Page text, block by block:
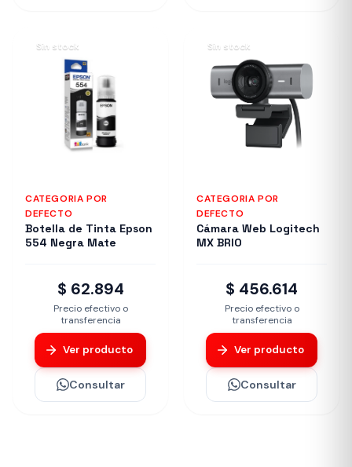
Sin stock
CATEGORIA POR
DEFECTO
Botella de Tinta Epson
554 Negra Mate
$ 62.894
Precio efectivo o
transferencia
Ver producto
Consultar
Sin stock
CATEGORIA POR
DEFECTO
Cámara Web Logitech
MX BRIO
$ 456.614
Precio efectivo o
transferencia
Ver producto
Consultar